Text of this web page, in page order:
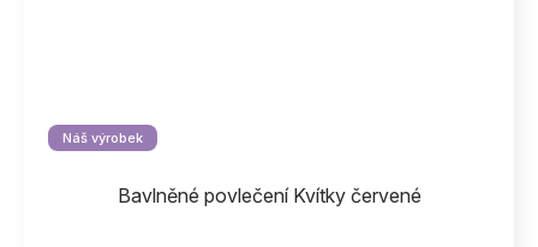
Náš výrobek
Bavlněné povlečení Kvítky červené